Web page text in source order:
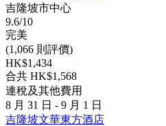
吉隆坡市中心
9.6/10
完美
(1,066 則評價)
HK$1,434
合共 HK$1,568
連稅及其他費用
8 月 31 日 - 9 月 1 日
吉隆坡文華東方酒店